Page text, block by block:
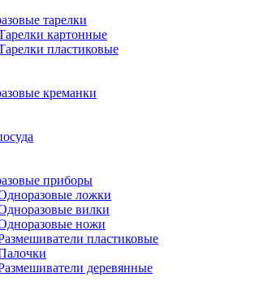
тарелки
картонные
пластиковые
креманки
приборы
ложки
вилки
ножи
пластиковые
деревянные